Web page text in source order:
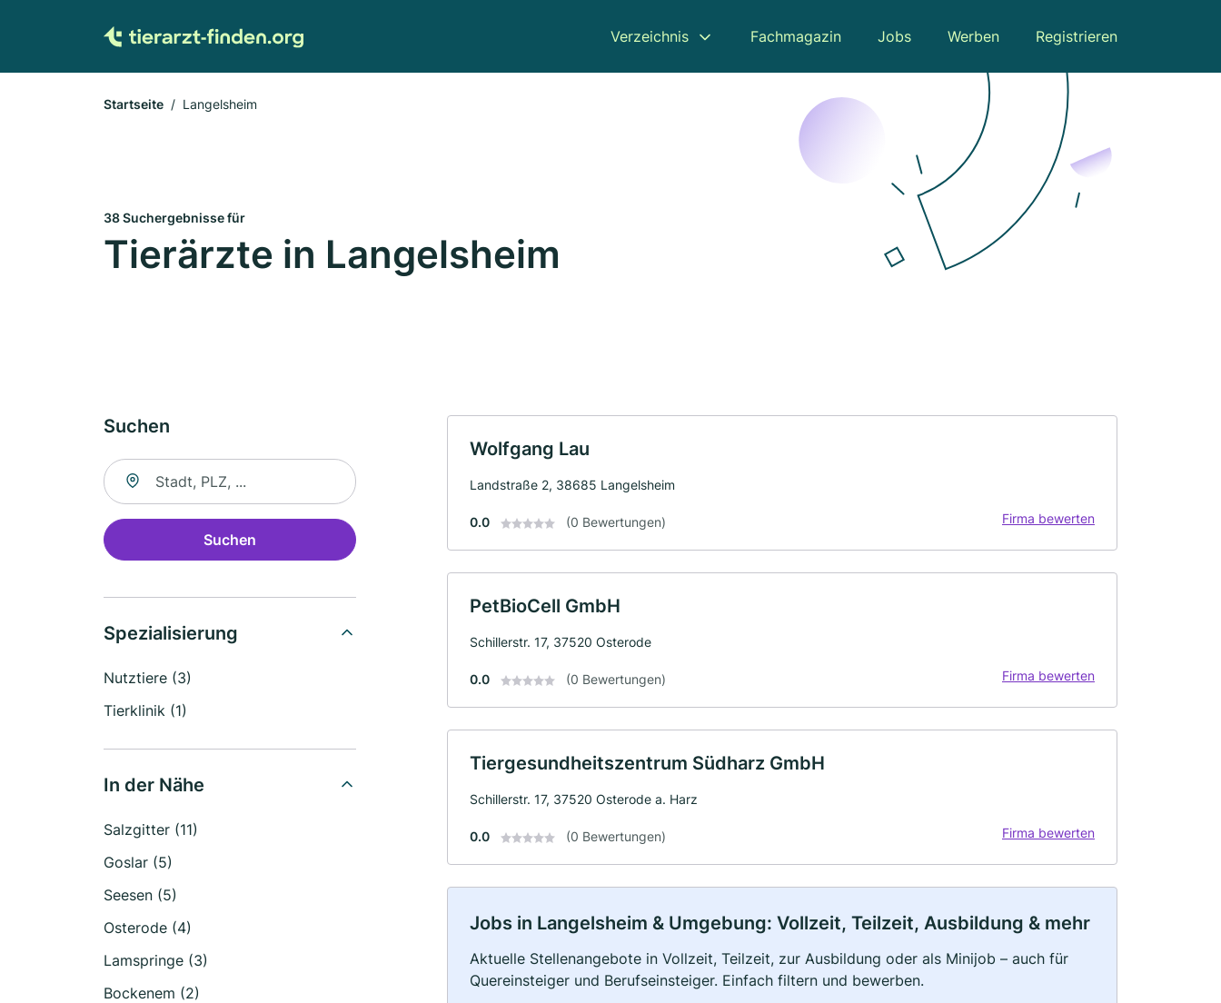
Verzeichnis Fachmagazin Jobs Werben Registrieren
Startseite Langelsheim
38 Suchergebnisse für
Tierärzte in Langelsheim
Suchen
Suche nach Ort
Suchen
Spezialisierung
Nutztiere (3)
Tierklinik (1)
In der Nähe
Salzgitter (11)
Goslar (5)
Seesen (5)
Osterode (4)
Lamspringe (3)
Bockenem (2)
Wolfgang Lau
Landstraße 2, 38685 Langelsheim
0.0 (0 Bewertungen) Firma bewerten
PetBioCell GmbH
Schillerstr. 17, 37520 Osterode
0.0 (0 Bewertungen) Firma bewerten
Tiergesundheitszentrum Südharz GmbH
Schillerstr. 17, 37520 Osterode a. Harz
0.0 (0 Bewertungen) Firma bewerten
Jobs in Langelsheim & Umgebung: Vollzeit, Teilzeit, Ausbildung & mehr
Aktuelle Stellenangebote in Vollzeit, Teilzeit, zur Ausbildung oder als Minijob – auch für
Quereinsteiger und Berufseinsteiger. Einfach filtern und bewerben.